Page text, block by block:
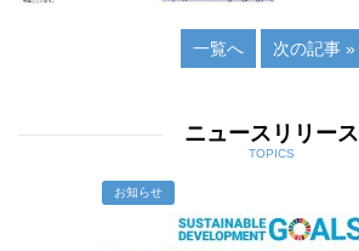
一覧へ 次の記事 »
ニュースリリース
TOPICS
お知らせ